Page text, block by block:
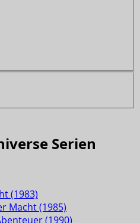
Serien
(1983)
Macht (1985)
(1990)